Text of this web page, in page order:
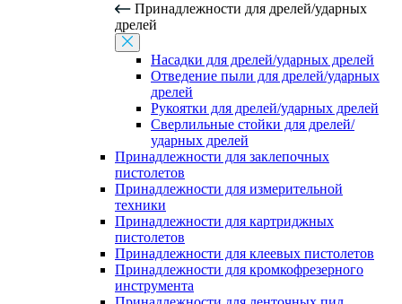
Принадлежности для дрелей/ударных
дрелей
Насадки для дрелей/ударных дрелей
Отведение пыли для дрелей/ударных
дрелей
Рукоятки для дрелей/ударных дрелей
Сверлильные стойки для дрелей/
ударных дрелей
Принадлежности для заклепочных
пистолетов
Принадлежности для измерительной
техники
Принадлежности для картриджных
пистолетов
Принадлежности для клеевых пистолетов
Принадлежности для кромкофрезерного
инструмента